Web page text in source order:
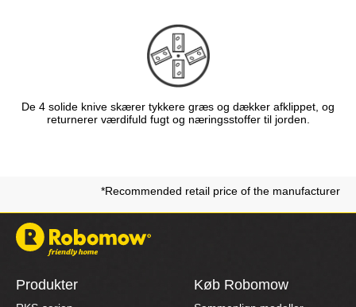
De 4 solide knive skærer tykkere græs og dækker afklippet, og
returnerer værdifuld fugt og næringsstoffer til jorden.
*Recommended retail price of the manufacturer
Produkter Køb Robomow